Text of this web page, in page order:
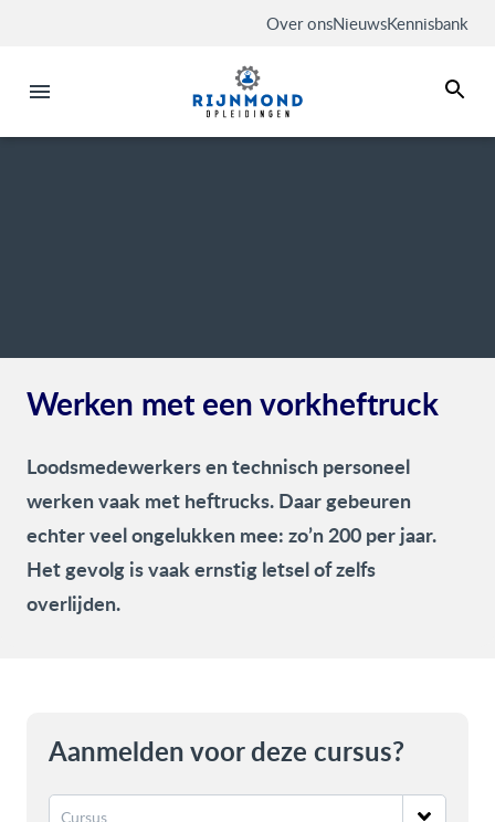
Over onsNieuwsKennisbank
Werken met een vorkheftruck
Loodsmedewerkers en technisch personeel
werken vaak met heftrucks. Daar gebeuren
echter veel ongelukken mee: zo’n 200 per jaar.
Het gevolg is vaak ernstig letsel of zelfs
overlijden.
Aanmelden voor deze cursus?